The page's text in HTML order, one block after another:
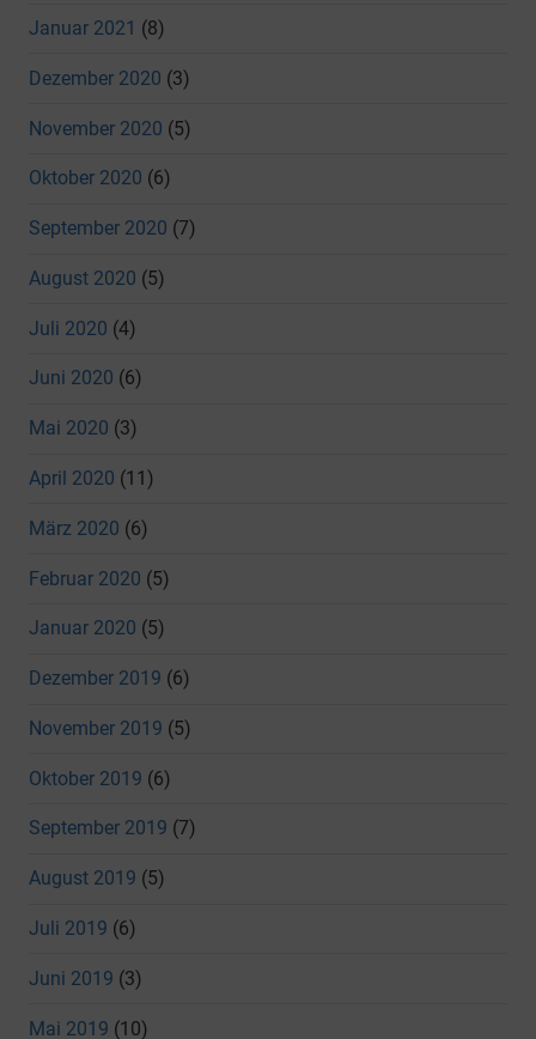
Januar 2021 (8)
Dezember 2020 (3)
November 2020 (5)
Oktober 2020 (6)
September 2020 (7)
August 2020 (5)
Juli 2020 (4)
Juni 2020 (6)
Mai 2020 (3)
April 2020 (11)
März 2020 (6)
Februar 2020 (5)
Januar 2020 (5)
Dezember 2019 (6)
November 2019 (5)
Oktober 2019 (6)
September 2019 (7)
August 2019 (5)
Juli 2019 (6)
Juni 2019 (3)
Mai 2019 (10)